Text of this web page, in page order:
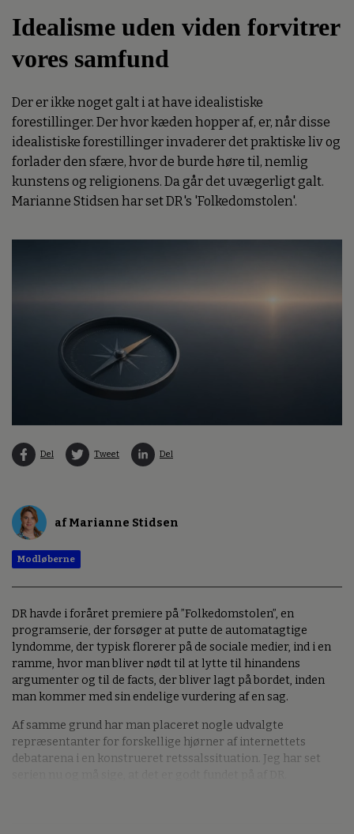
Idealisme uden viden forvitrer
vores samfund
Der er ikke noget galt i at have idealistiske
forestillinger. Der hvor kæden hopper af, er, når disse
idealistiske forestillinger invaderer det praktiske liv og
forlader den sfære, hvor de burde høre til, nemlig
kunstens og religionens. Da går det uvægerligt galt.
Marianne Stidsen har set DR's 'Folkedomstolen'.
Del Tweet Del
af Marianne Stidsen
Modløberne
DR havde i foråret premiere på ”Folkedomstolen”, en
programserie, der forsøger at putte de automatagtige
lyndomme, der typisk florerer på de sociale medier, ind i en
ramme, hvor man bliver nødt til at lytte til hinandens
argumenter og til de facts, der bliver lagt på bordet, inden
man kommer med sin endelige vurdering af en sag.
Af samme grund har man placeret nogle udvalgte
repræsentanter for forskellige hjørner af internettets
debatarena i en konstrueret retssalssituation. Jeg har set